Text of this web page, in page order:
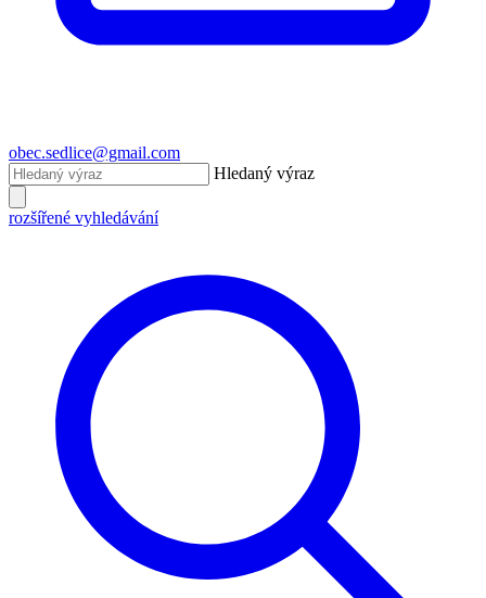
obec.sedlice@gmail.com
Hledaný výraz
rozšířené vyhledávání